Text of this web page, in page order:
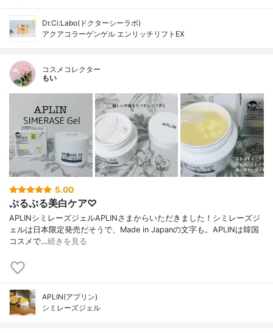
Dr.Ci:Labo(ドクターシーラボ)
アクアコラーゲンゲル エンリッチリフトEX
コスメコレクター
もい
5.00
ぷるぷる美白ケア♡
APLINシミレーズジェルAPLINさまからいただきました！シミレーズジ
ェルは日本限定発売だそうで、Made in Japanの文字も。APLINは韓国
コスメで…続きを見る
APLIN(アプリン)
シミレーズジェル